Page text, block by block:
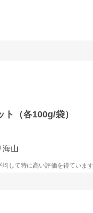
ト（各100g/袋）
山
して特に高い評価を得ています